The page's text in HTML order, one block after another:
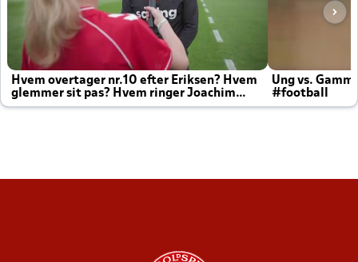
Hvem overtager nr.10 efter Eriksen? Hvem
glemmer sit pas? Hvem ringer Joachim
altid til efter kampe?
Ung vs.
#football